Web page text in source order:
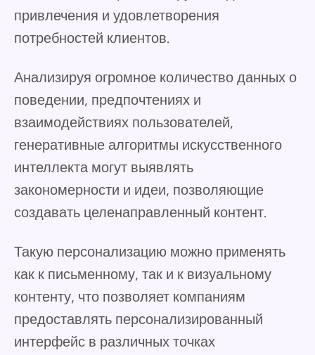
привлечения и удовлетворения
потребностей клиентов.
Анализируя огромное количество данных о
поведении, предпочтениях и
взаимодействиях пользователей,
генеративные алгоритмы искусственного
интеллекта могут выявлять
закономерности и идеи, позволяющие
создавать целенаправленный контент.
Такую персонализацию можно применять
как к письменному, так и к визуальному
контенту, что позволяет компаниям
предоставлять персонализированный
интерфейс в различных точках